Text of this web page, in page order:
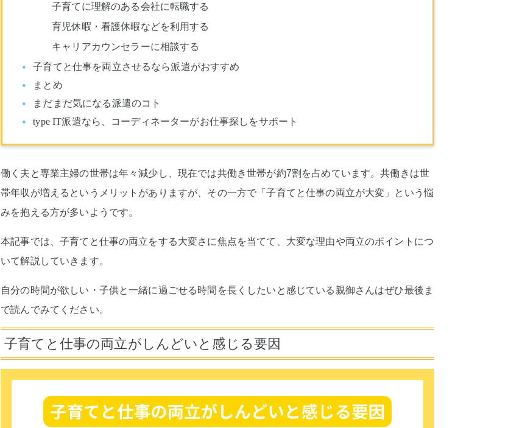
子育てに理解のある会社に転職する
育児休暇・看護休暇などを利用する
キャリアカウンセラーに相談する
子育てと仕事を両立させるなら派遣がおすすめ
まとめ
まだまだ気になる派遣のコト
type IT派遣なら、コーディネーターがお仕事探しをサポート
働く夫と専業主婦の世帯は年々減少し、現在では共働き世帯が約7割を占めています。共働きは世
帯年収が増えるというメリットがありますが、その一方で「子育てと仕事の両立が大変」という悩
みを抱える方が多いようです。
本記事では、子育てと仕事の両立をする大変さに焦点を当てて、大変な理由や両立のポイントにつ
いて解説していきます。
自分の時間が欲しい・子供と一緒に過ごせる時間を長くしたいと感じている親御さんはぜひ最後ま
で読んでみてください。
子育てと仕事の両立がしんどいと感じる要因